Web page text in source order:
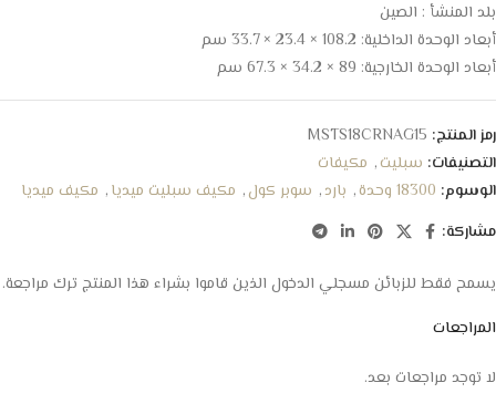
بلد المنشأ : الصين
أبعاد الوحدة الداخلية: 108.2 × 23.4 × 33.7 سم
أبعاد الوحدة الخارجية: 89 × 34.2 × 67.3 سم
رمز المنتج: MSTS18CRNAG15
التصنيفات: سبليت, مكيفات
الوسوم: 18300 وحدة , بارد, سوبر كول, مكيف سبليت ميديا, مكيف ميديا
مشاركة:
المراجعات
لا توجد مراجعات بعد.
يسمح فقط للزبائن مسجلي الدخول الذين قاموا بشراء هذا المنتج ترك مراجعة.